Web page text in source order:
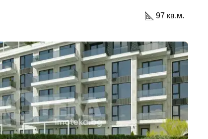
97 кв.м.